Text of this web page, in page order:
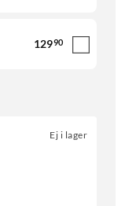
12990
Ej i lager